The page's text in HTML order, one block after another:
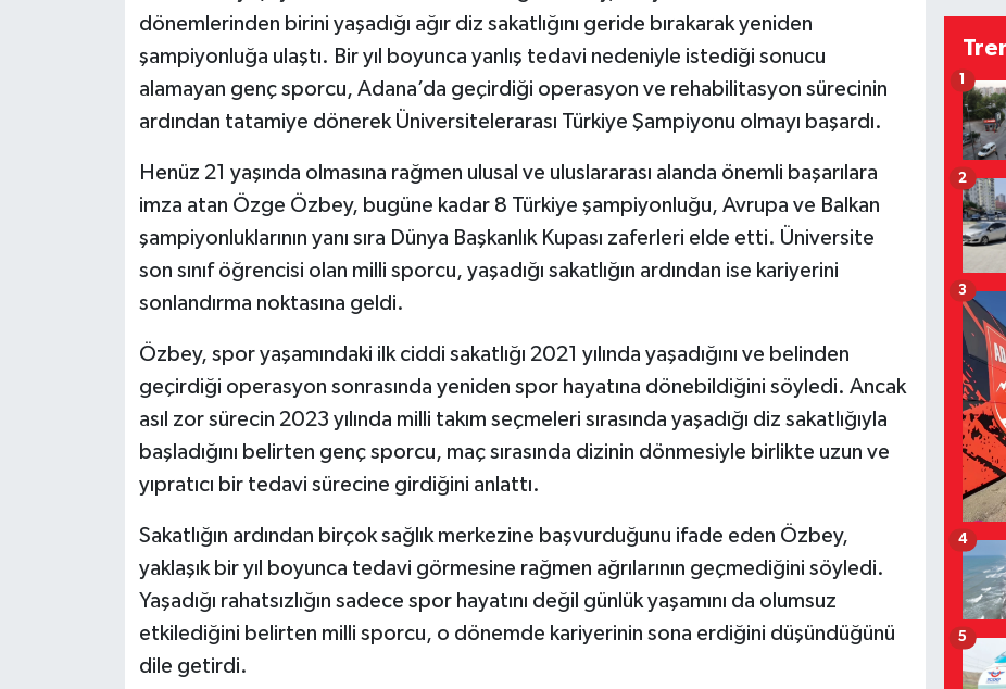
dönemlerinden birini yaşadığı ağır diz sakatlığını geride bırakarak yeniden
şampiyonluğa ulaştı. Bir yıl boyunca yanlış tedavi nedeniyle istediği sonucu
alamayan genç sporcu, Adana’da geçirdiği operasyon ve rehabilitasyon sürecinin
ardından tatamiye dönerek Üniversitelerarası Türkiye Şampiyonu olmayı başardı.
Henüz 21 yaşında olmasına rağmen ulusal ve uluslararası alanda önemli başarılara
imza atan Özge Özbey, bugüne kadar 8 Türkiye şampiyonluğu, Avrupa ve Balkan
şampiyonluklarının yanı sıra Dünya Başkanlık Kupası zaferleri elde etti. Üniversite
son sınıf öğrencisi olan milli sporcu, yaşadığı sakatlığın ardından ise kariyerini
sonlandırma noktasına geldi.
Özbey, spor yaşamındaki ilk ciddi sakatlığı 2021 yılında yaşadığını ve belinden
geçirdiği operasyon sonrasında yeniden spor hayatına dönebildiğini söyledi. Ancak
asıl zor sürecin 2023 yılında milli takım seçmeleri sırasında yaşadığı diz sakatlığıyla
başladığını belirten genç sporcu, maç sırasında dizinin dönmesiyle birlikte uzun ve
yıpratıcı bir tedavi sürecine girdiğini anlattı.
Sakatlığın ardından birçok sağlık merkezine başvurduğunu ifade eden Özbey,
yaklaşık bir yıl boyunca tedavi görmesine rağmen ağrılarının geçmediğini söyledi.
Yaşadığı rahatsızlığın sadece spor hayatını değil günlük yaşamını da olumsuz
etkilediğini belirten milli sporcu, o dönemde kariyerinin sona erdiğini düşündüğünü
dile getirdi.
1
2
3
4
5